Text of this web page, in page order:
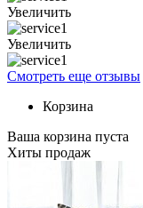
Увеличить
Увеличить
Смотреть еще отзывы
Корзина
Ваша корзина пуста
Хиты продаж